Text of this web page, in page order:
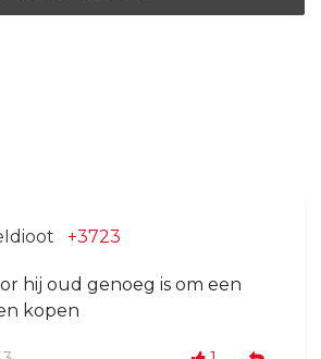
+3723
hij oud genoeg is om een
kopen